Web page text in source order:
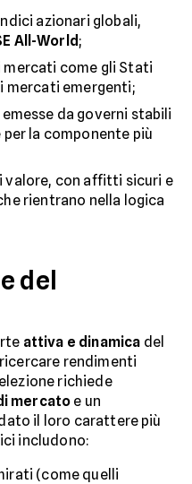
azionari globali,
All-World ;
mercati come gli Stati
mercati emergenti;
emesse da governi stabili
la componente più
valore, con affitti sicuri e
rientrano nella logica
del
attiva e dinamica del
rendimenti
richiede
mercato e un
il loro carattere più
includono:
(come quelli